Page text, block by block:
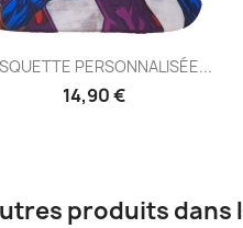
Aperçu rapide
PERSONNALISÉE...
14,90 €
produits dans